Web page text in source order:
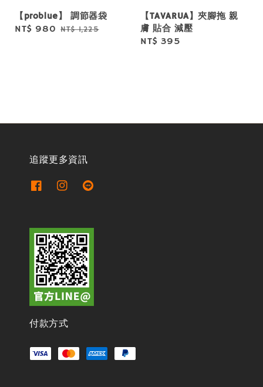
【problue】 調節器袋
Sale
NT$ 980 Regular
NT$ 1,225
【TAVARUA】夾腳拖 親
膚 貼合 減壓
Regular
NT$ 395
追蹤更多資訊
付款方式